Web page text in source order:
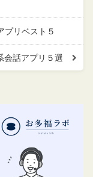
プリベスト５
会話アプリ５選